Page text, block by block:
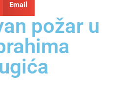
Email
požar u